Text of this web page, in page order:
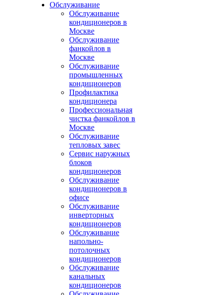
Обслуживание
Обслуживание
кондиционеров в
Москве
Обслуживание
фанкойлов в
Москве
Обслуживание
промышленных
кондиционеров
Профилактика
кондиционера
Профессиональная
чистка фанкойлов в
Москве
Обслуживание
тепловых завес
Сервис наружных
блоков
кондиционеров
Обслуживание
кондиционеров в
офисе
Обслуживание
инверторных
кондиционеров
Обслуживание
напольно-
потолочных
кондиционеров
Обслуживание
канальных
кондиционеров